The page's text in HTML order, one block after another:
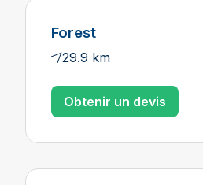
Forest
29.9 km
Obtenir un devis